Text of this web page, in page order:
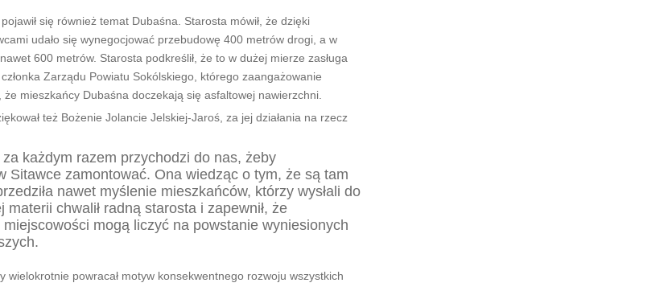
się również temat Dubaśna. Starosta mówił, że dzięki
udało się wynegocjować przebudowę 400 metrów drogi, a w
600 metrów. Starosta podkreślił, że to w dużej mierze zasługa
Zarządu Powiatu Sokólskiego, którego zaangażowanie
że mieszkańcy Dubaśna doczekają się asfaltowej nawierzchni.
też Bożenie Jolancie Jelskiej-Jaroś, za jej działania na rzecz
każdym razem przychodzi do nas, żeby
Sitawce zamontować. Ona wiedząc o tym, że są tam
nawet myślenie mieszkańców, którzy wysłali do
materii chwalił radną starosta i zapewnił, że
mogą liczyć na powstanie wyniesionych
wielokrotnie powracał motyw konsekwentnego rozwoju wszystkich